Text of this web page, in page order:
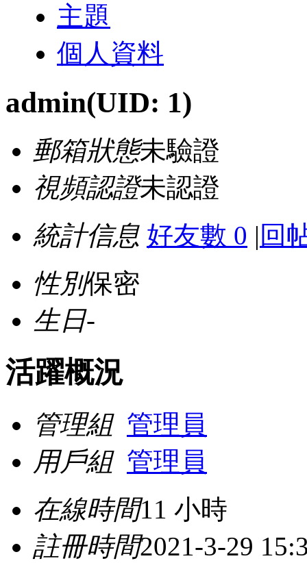
主題
個人資料
admin(UID: 1)
郵箱狀態未驗證
視頻認證未認證
統計信息 好友數 0 | 回
性別保密
生日-
活躍概況
管理組 管理員
用戶組 管理員
在線時間11 小時
註冊時間2021-3-29